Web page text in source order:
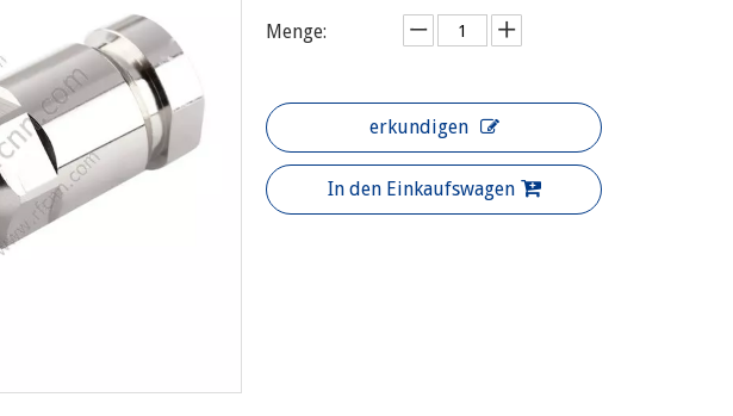
Menge:
erkundigen
In den Einkaufswagen